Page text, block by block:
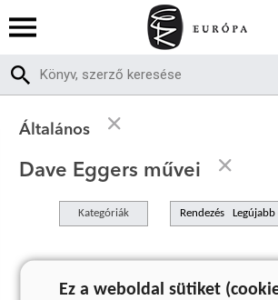
Általános
Dave Eggers művei
Kategóriák Rendezés
A keresett kifejezésre
Ez a weboldal sütiket